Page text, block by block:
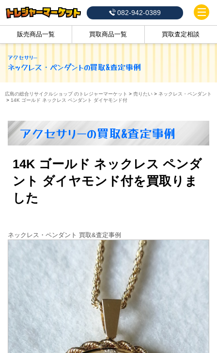
082-942-0389
販売商品一覧 買取商品一覧 買取査定相談
アクセサリー
ネックレス・ペンダントの買取&査定事例
広島の総合リサイクルショップ のトレジャーマーケット > 売りたい > ネックレス・ペンダント
> 14K ゴールド ネックレス ペンダント ダイヤモンド付
アクセサリーの買取&査定事例
14K ゴールド ネックレス ペンダ
ント ダイヤモンド付を買取りま
した
ネックレス・ペンダント 買取&査定事例